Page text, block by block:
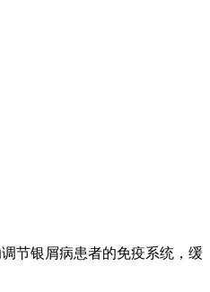
节银屑病患者的免疫系统，缓